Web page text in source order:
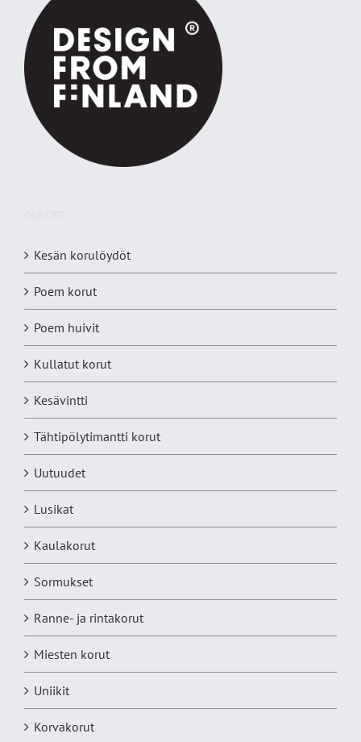
Kesän korulöydöt
Poem korut
Poem huivit
Kullatut korut
Kesävintti
Tähtipölytimantti korut
Uutuudet
Lusikat
Kaulakorut
Sormukset
Ranne- ja rintakorut
Miesten korut
Uniikit
Korvakorut